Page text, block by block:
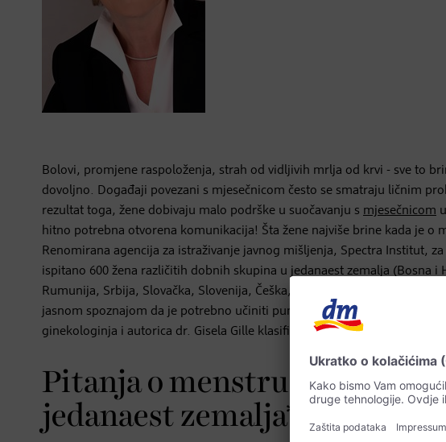
Bolovi, promjene raspoloženja, strah od vidljivih mrlja od krvi - sve to
dovoljno. Događaji povezani s mjesečnicom često se smatraju ličnim
rezultat toga, žene dobivaju malo podrške u suočavanju s mjesečnicom
hitno potrebna otvorena komunikacija! Šta žene najviše brine kada je o
Renomirana agencija za istraživanje javnog mišljenja, Spectra Institut,
ispitano 600 žena različitih dobnih skupina u jedanaest zemalja (Bosna
Rumunija, Srbija, Slovačka, Slovenija, Češka, Mađarska). Zahvaljujući
jasnom spoznajom da je potrebno učiniti puno više kako bi se osiguralo
ginekologinja i autorica dr. Gisela Gille klasifikovala nam je rezultate
Pitanja o menstruaciji – na
jedanaest zemalja*